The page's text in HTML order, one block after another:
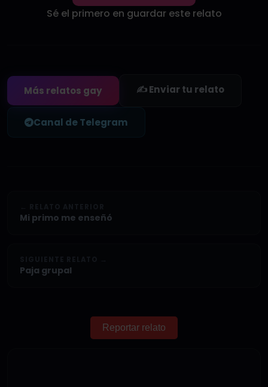
Sé el primero en guardar este relato
Más relatos gay ✍️ Enviar tu relato
Canal de Telegram
Mi primo me enseñó
Paja grupal
Reportar relato